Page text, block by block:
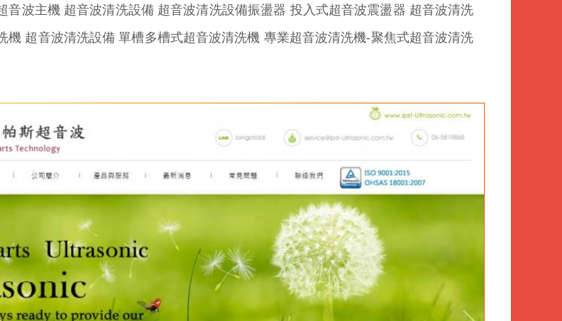
音波主機 超音波清洗設備 超音波清洗設備振盪器 投入式超音波震盪器 超音波清洗
機 超音波清洗設備 單槽多槽式超音波清洗機 專業超音波清洗機-聚焦式超音波清洗